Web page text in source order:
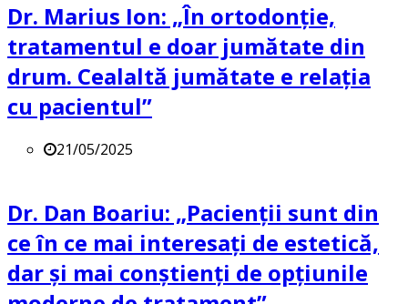
Dr. Marius Ion: „În ortodonție,
tratamentul e doar jumătate din
drum. Cealaltă jumătate e relația
cu pacientul”
21/05/2025
Dr. Dan Boariu: „Pacienții sunt din
ce în ce mai interesați de estetică,
dar și mai conștienți de opțiunile